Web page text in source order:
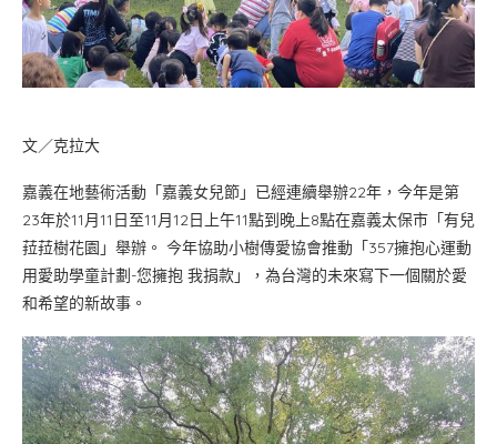
文／克拉大
嘉義在地藝術活動「嘉義女兒節」已經連續舉辦22年，今年是第
23年於11月11日至11月12日上午11點到晚上8點在嘉義太保市「有兒
菈菈樹花園」舉辦。 今年協助小樹傳愛協會推動「357擁抱心運動
用愛助學童計劃-您擁抱 我捐款」，為台灣的未來寫下一個關於愛
和希望的新故事。